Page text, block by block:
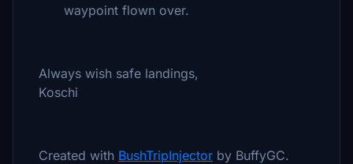
waypoint flown over.
Always wish safe landings,
Koschi
Created with BushTripInjector by BuffyGC.